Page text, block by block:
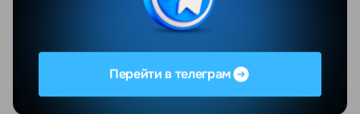
Перейти в телеграм